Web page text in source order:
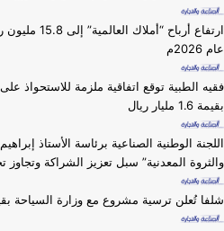
عام 2026م
فقيه الطبية توقع اتفاقية ملزمة
بقيمة 1.6 مليار ريال
اللجنة الوطنية الصناعية برئاسة الأستاذ
والثروة المعدنية” سبل تعزيز الشراكة وتجاوز
شلفا تُعلن ترسية مشروع مع وزارة السياحة بقيمة 61.2 مليون